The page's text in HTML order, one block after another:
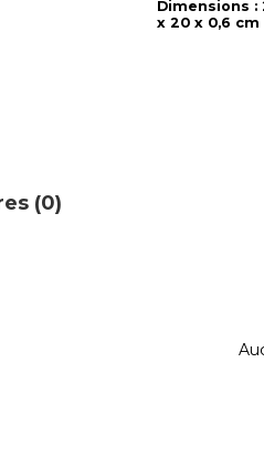
Dimensions :
x 20 x 0,6 cm
(0)